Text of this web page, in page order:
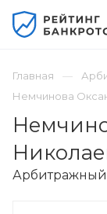
Главная
Немчинова